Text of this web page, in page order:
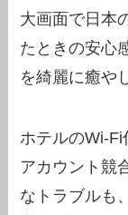
大画面で日本
たときの安心
を綺麗に癒や
ホテルのWi-Fi
アカウント競
なトラブルも